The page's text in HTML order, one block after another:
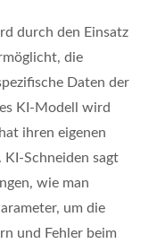
durch den Einsatz
die
Daten der
KI-Modell wird
ihren eigenen
KI-Schneiden sagt
wie man
um die
und Fehler beim